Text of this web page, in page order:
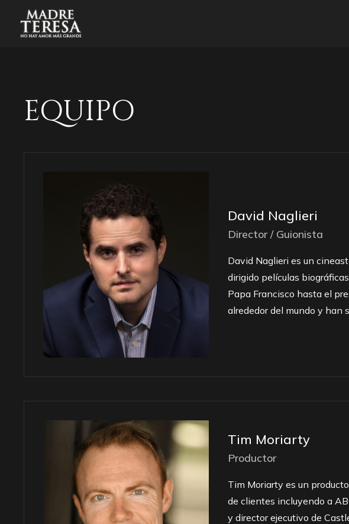
EQUIPO
David Naglieri
Director / Guionista
David Naglieri es un
dirigido películas
Papa Francisco hasta el
alrededor del mundo y han
Tim Moriarty
Productor
Tim Moriarty es un
de clientes incluyendo a
y director ejecutivo de